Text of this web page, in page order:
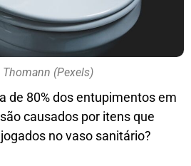
(Pexels)
de 80% dos entupimentos em
causados por itens que
no vaso sanitário?